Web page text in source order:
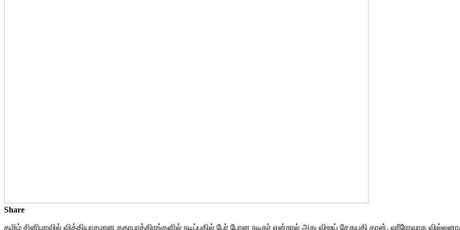
Share
தமிழ் சினிமாவில் வித்தியாசமான கதாபாத்திரங்களில் நடிப்பதில் பேர் போன நடிகர் என்றால் அது விஜய் சேதுபதி தான். ஹீரோவாக